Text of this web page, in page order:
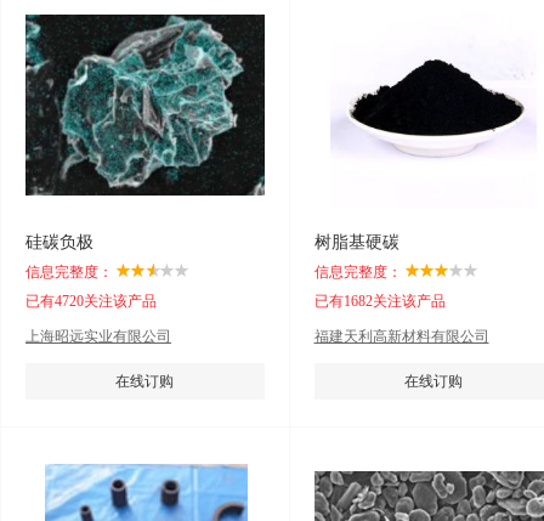
硅碳负极
信息完整度：
已有4720关注该产品
上海昭远实业有限公司
在线订购
树脂基硬碳
信息完整度：
已有1682关注该产品
福建天利高新材料有限公司
在线订购